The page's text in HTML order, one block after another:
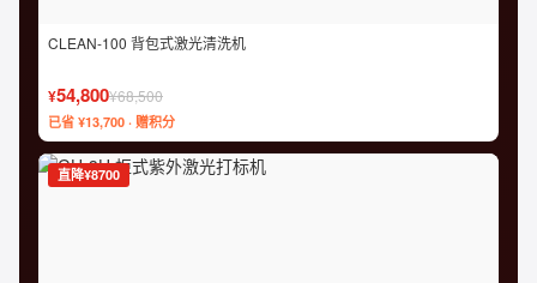
CLEAN-100 背包式激光清洗机
¥54,800¥68,500
已省 ¥13,700 · 赠积分
直降¥8700